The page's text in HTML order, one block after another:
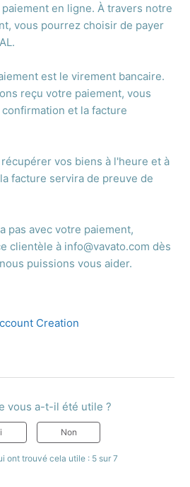
en ligne. À travers notre
vous pourrez choisir de payer
est le virement bancaire.
reçu votre paiement, vous
et la facture
vos biens à l'heure et à
facture servira de preuve de
pas avec votre paiement,
clientèle à info@vavato.com dès
puissions vous aider.
Creation
vous a-t-il été utile ?
Non
ont trouvé cela utile : 5 sur 7